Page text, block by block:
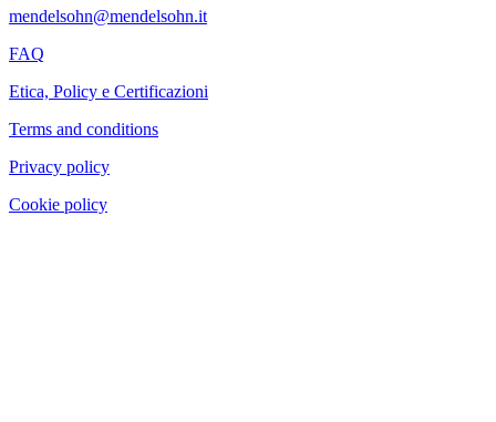
mendelsohn@mendelsohn.it
FAQ
Etica, Policy e Certificazioni
Terms and conditions
Privacy policy
Cookie policy